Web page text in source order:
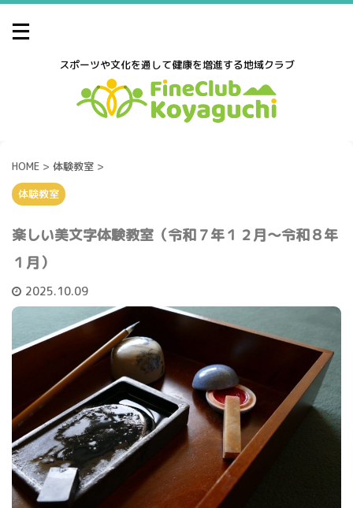
スポーツや文化を通して健康を増進する地域クラブ
HOME > 体験教室 >
体験教室
楽しい美文字体験教室（令和７年１２月～令和８年
１月）
2025.10.09